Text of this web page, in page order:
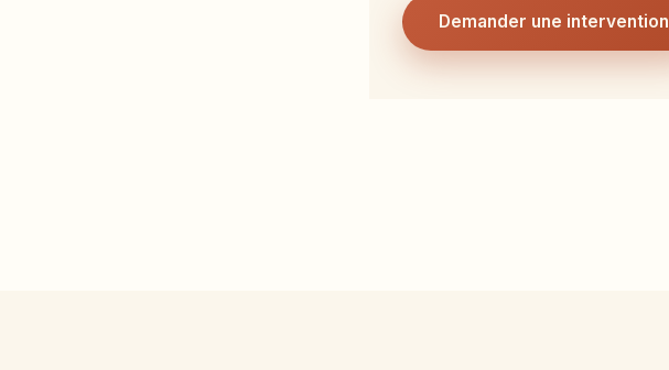
Demander une intervention